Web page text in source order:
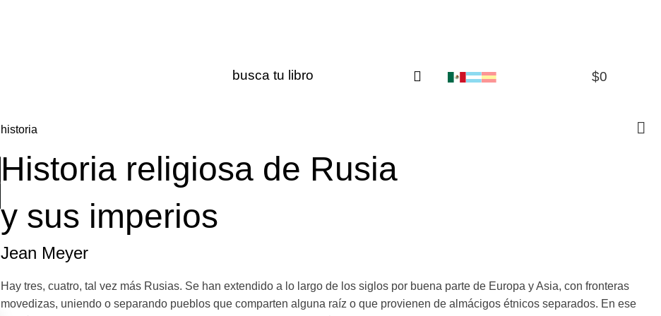
$0
historia
Historia religiosa de Rusia
y sus imperios
Jean Meyer
Hay tres, cuatro, tal vez más Rusias. Se han extendido a lo largo de los siglos por buena parte de Europa y Asia, con fronteras
movedizas, uniendo o separando pueblos que comparten alguna raíz o que provienen de almácigos étnicos separados. En ese